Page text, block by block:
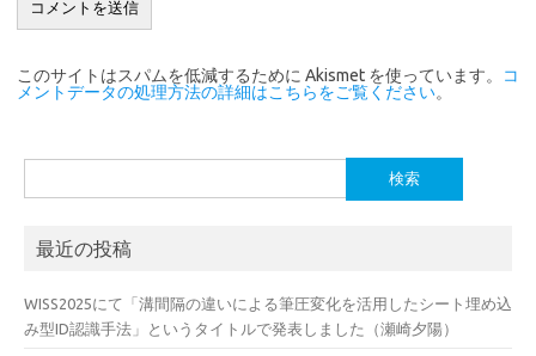
このサイトはスパムを低減するために Akismet を使っています。
コ
メントデータの処理方法の詳細はこちらをご覧ください。
索:
最近の投稿
WISS2025にて「溝間隔の違いによる筆圧変化を活用したシート埋め込
み型ID認識手法」というタイトルで発表しました（瀬崎夕陽）